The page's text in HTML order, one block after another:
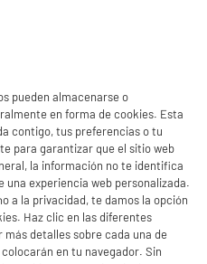
pueden almacenarse o
en forma de cookies. Esta
contigo, tus preferencias o tu
para garantizar que el sitio web
la información no te identifica
experiencia web personalizada.
a la privacidad, te damos la opción
Haz clic en las diferentes
detalles sobre cada una de
en tu navegador. Sin